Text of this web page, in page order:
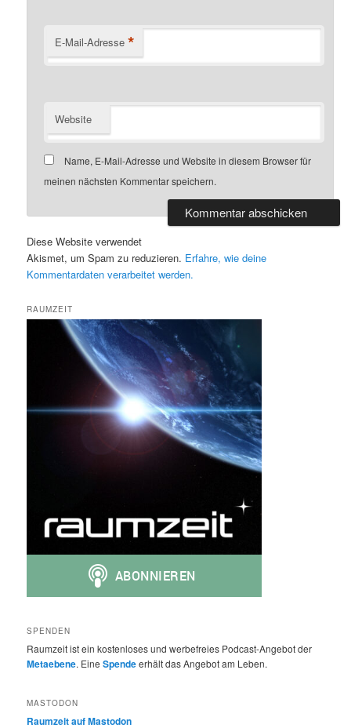
E-Mail-Adresse *
Website
Name, E-Mail-Adresse und Website in diesem Browser für
meinen nächsten Kommentar speichern.
Diese Website verwendet
Akismet, um Spam zu reduzieren. Erfahre, wie deine
Kommentardaten verarbeitet werden.
RAUMZEIT
SPENDEN
Raumzeit ist ein kostenloses und werbefreies Podcast-Angebot der
Metaebene. EineSpendeerhält das Angebot am Leben.
MASTODON
Raumzeit auf Mastodon